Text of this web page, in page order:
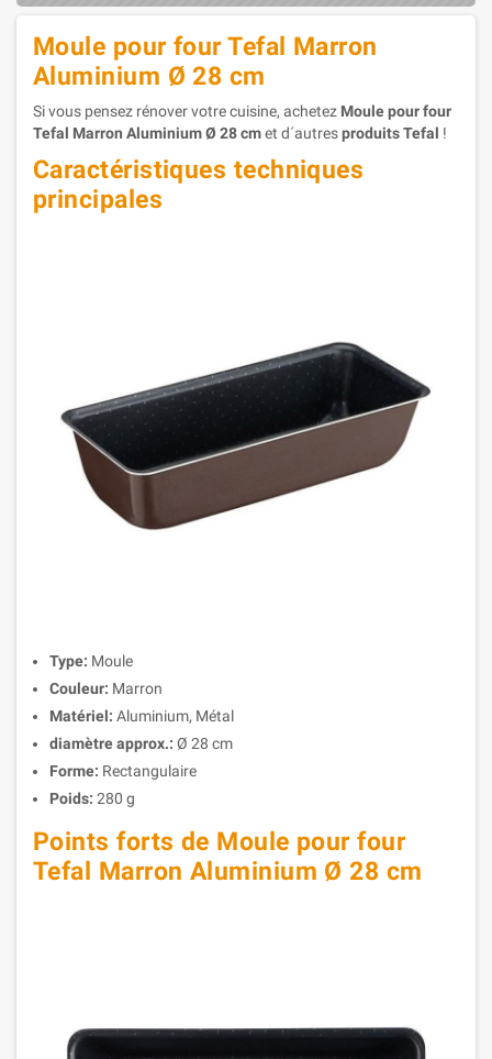
Moule pour four Tefal Marron
Aluminium Ø 28 cm
Si vous pensez rénover votre cuisine, achetez Moule pour four
Tefal Marron Aluminium Ø 28 cmet d´autresproduits Tefal !
Caractéristiques techniques
principales
Type: Moule
Couleur: Marron
Matériel: Aluminium, Métal
diamètre approx.: Ø 28 cm
Forme: Rectangulaire
Poids: 280 g
Points forts de Moule pour four
Tefal Marron Aluminium Ø 28 cm